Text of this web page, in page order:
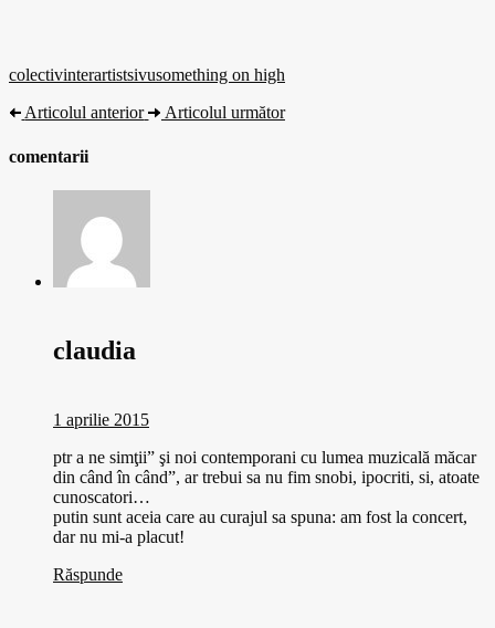
colectivinterartistsivusomething on high
Articolul anterior
Articolul următor
comentarii
claudia
1 aprilie 2015
ptr a ne simţii” şi noi contemporani cu lumea muzicală măcar
din când în când”, ar trebui sa nu fim snobi, ipocriti, si, atoate
cunoscatori…
putin sunt aceia care au curajul sa spuna: am fost la concert,
dar nu mi-a placut!
Răspunde